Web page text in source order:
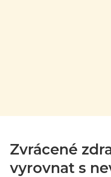
Zvrácené
vyrovnat s